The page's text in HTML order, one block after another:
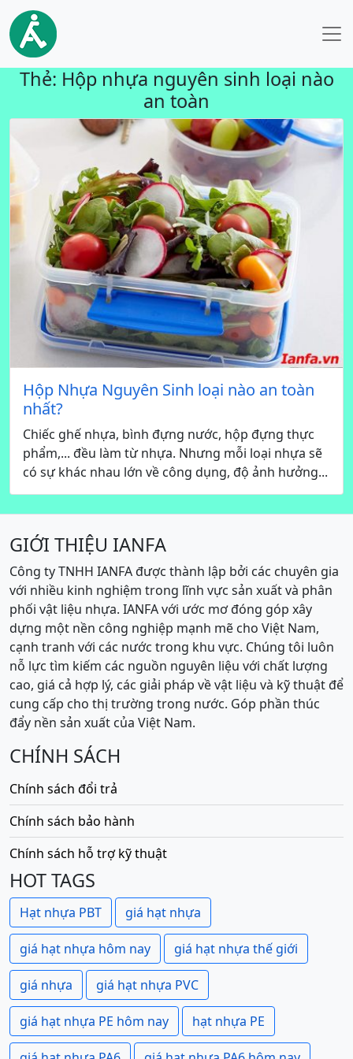
Thẻ: Hộp nhựa nguyên sinh loại nào
an toàn
Hộp Nhựa Nguyên Sinh loại nào an toàn
nhất?
Chiếc ghế nhựa, bình đựng nước, hộp đựng thực
phẩm,... đều làm từ nhựa. Nhưng mỗi loại nhựa sẽ
có sự khác nhau lớn về công dụng, độ ảnh hưởng...
GIỚI THIỆU IANFA
Công ty TNHH IANFA được thành lập bởi các chuyên gia
với nhiều kinh nghiệm trong lĩnh vực sản xuất và phân
phối vật liệu nhựa. IANFA với ước mơ đóng góp xây
dựng một nền công nghiệp mạnh mẽ cho Việt Nam,
cạnh tranh với các nước trong khu vực. Chúng tôi luôn
nỗ lực tìm kiếm các nguồn nguyên liệu với chất lượng
cao, giá cả hợp lý, các giải pháp về vật liệu và kỹ thuật để
cung cấp cho thị trường trong nước. Góp phần thúc
đẩy nền sản xuất của Việt Nam.
CHÍNH SÁCH
Chính sách đổi trả
Chính sách bảo hành
Chính sách hỗ trợ kỹ thuật
HOT TAGS
Hạt nhựa PBT giá hạt nhựa
giá hạt nhựa hôm nay giá hạt nhựa thế giới
giá nhựa giá hạt nhựa PVC
giá hạt nhựa PE hôm nay hạt nhựa PE